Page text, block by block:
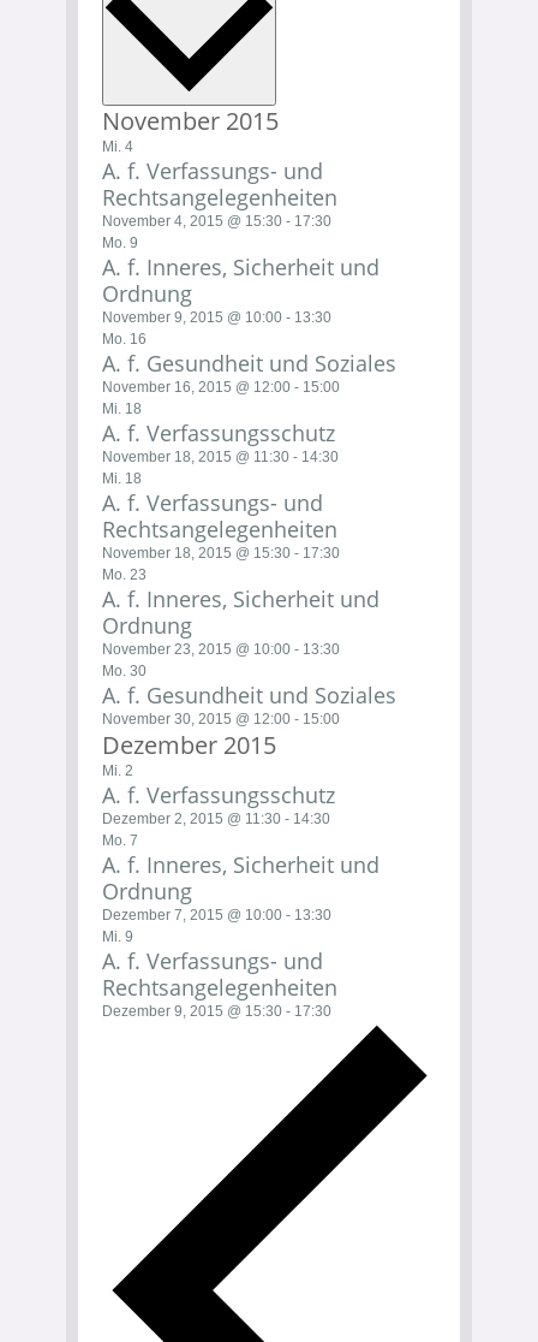
November 2015
Mi. 4
A. f. Verfassungs- und
Rechtsangelegenheiten
November 4, 2015 @ 15:30- 17:30
Mo. 9
A. f. Inneres, Sicherheit und
Ordnung
November 9, 2015 @ 10:00- 13:30
Mo. 16
A. f. Gesundheit und Soziales
November 16, 2015 @ 12:00- 15:00
Mi. 18
A. f. Verfassungsschutz
November 18, 2015 @ 11:30- 14:30
Mi. 18
A. f. Verfassungs- und
Rechtsangelegenheiten
November 18, 2015 @ 15:30- 17:30
Mo. 23
A. f. Inneres, Sicherheit und
Ordnung
November 23, 2015 @ 10:00- 13:30
Mo. 30
A. f. Gesundheit und Soziales
November 30, 2015 @ 12:00- 15:00
Dezember 2015
Mi. 2
A. f. Verfassungsschutz
Dezember 2, 2015 @ 11:30- 14:30
Mo. 7
A. f. Inneres, Sicherheit und
Ordnung
Dezember 7, 2015 @ 10:00- 13:30
Mi. 9
A. f. Verfassungs- und
Rechtsangelegenheiten
Dezember 9, 2015 @ 15:30- 17:30